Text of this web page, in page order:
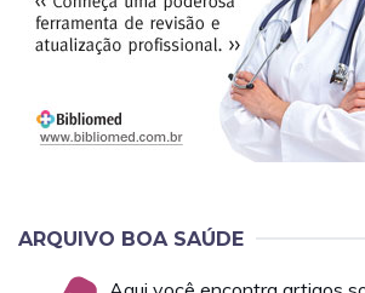
ARQUIVO BOA SAÚDE